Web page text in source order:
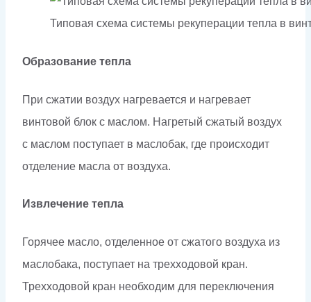
Типовая схема системы рекуперации тепла в
Образование тепла
При сжатии воздух нагревается и нагревает
винтовой блок с маслом. Нагретый сжатый воздух
с маслом поступает в маслобак, где происходит
отделение масла от воздуха.
Извлечение тепла
Горячее масло, отделенное от сжатого воздуха из
маслобака, поступает на трехходовой кран.
Трехходовой кран необходим для переключения